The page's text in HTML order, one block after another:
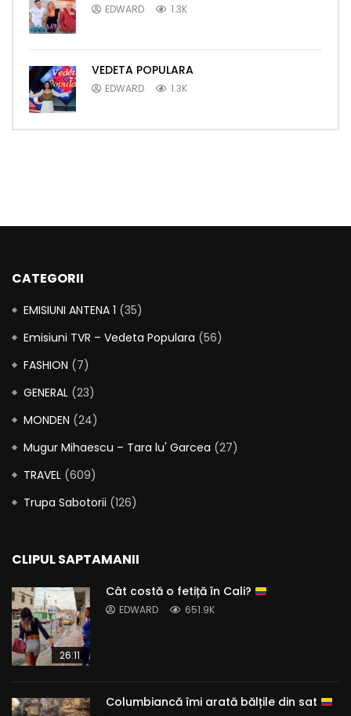
EDWARD 1.3K
VEDETA POPULARA
EDWARD 1.3K
CATEGORII
EMISIUNI ANTENA 1 (35)
Emisiuni TVR – Vedeta Populara (56)
FASHION (7)
GENERAL (23)
MONDEN (24)
Mugur Mihaescu – Tara lu' Garcea (27)
TRAVEL (609)
Trupa Sabotorii (126)
CLIPUL SAPTAMANII
26:11
Cât costă o fetiță în Cali?
EDWARD 651.9K
Columbiancă îmi arată bălțile din sat